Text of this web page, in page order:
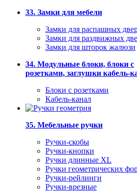
33. Замки для мебели
Замки для распашных
Замки для раздвижных
Замки для шторок жалюзи
34. Модульные блоки, блоки с
розетками, заглушки кабель-
Блоки с розетками
Кабель-канал
35. Мебельные ручки
Ручки-скобы
Ручки-кнопки
Ручки длинные XL
Ручки геометрических
Ручки-рейлинги
Ручки-врезные